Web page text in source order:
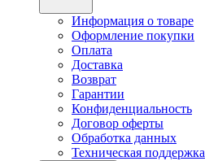
Информация о товаре
Оформление покупки
Оплата
Доставка
Возврат
Гарантии
Конфиденциальность
Договор оферты
Обработка данных
Техническая поддержка